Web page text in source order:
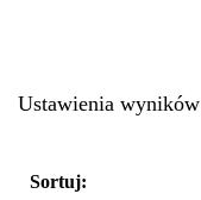
Ustawienia wyników
Sortuj: